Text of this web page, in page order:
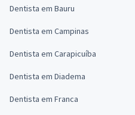
Dentista em Bauru
Dentista em Campinas
Dentista em Carapicuíba
Dentista em Diadema
Dentista em Franca